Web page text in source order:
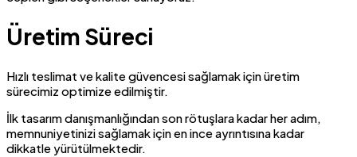
Üretim Süreci
Hızlı teslimat ve kalite güvencesi sağlamak için üretim
sürecimiz optimize edilmiştir.
İlk tasarım danışmanlığından son rötuşlara kadar her adım,
memnuniyetinizi sağlamak için en ince ayrıntısına kadar
dikkatle yürütülmektedir.